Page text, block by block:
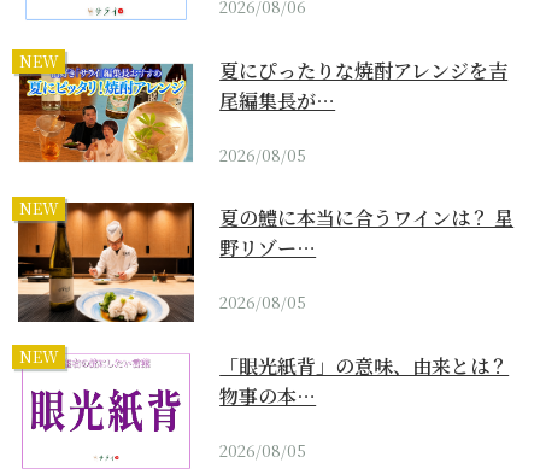
2026/08/06
NEW
夏にぴったりな焼酎アレンジを吉
尾編集長が…
2026/08/05
NEW
夏の鱧に本当に合うワインは？ 星
野リゾー…
2026/08/05
NEW
「眼光紙背」の意味、由来とは？
物事の本…
2026/08/05